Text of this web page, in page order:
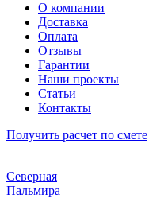
О компании
Доставка
Оплата
Отзывы
Гарантии
Наши проекты
Статьи
Контакты
Получить расчет по смете
Северная
Пальмира